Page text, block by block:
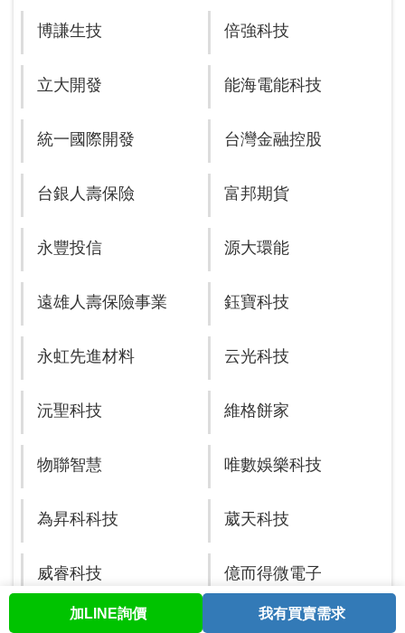
股票查詢 與我聯繫 會員中心
博謙生技 倍強科技
立大開發 能海電能科技
統一國際開發 台灣金融控股
台銀人壽保險 富邦期貨
永豐投信 源大環能
遠雄人壽保險事業 鈺寶科技
永虹先進材料 云光科技
沅聖科技 維格餅家
物聯智慧 唯數娛樂科技
為昇科科技 葳天科技
威睿科技 億而得微電子
加LINE詢價 我有買賣需求